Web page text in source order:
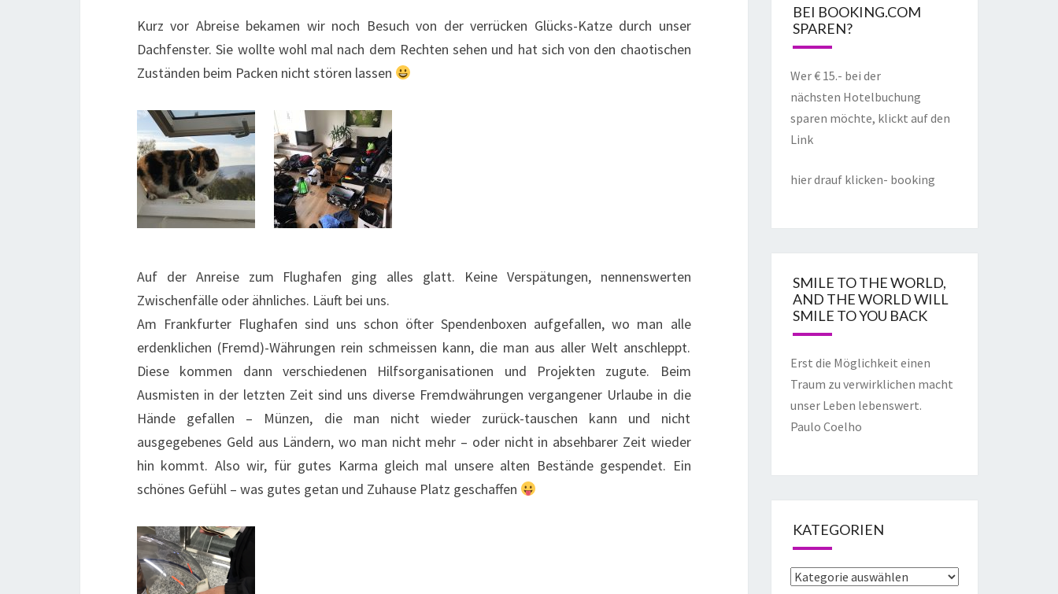
Kurz vor Abreise bekamen wir noch Besuch von der verrücken Glücks-Katze durch unser
Dachfenster. Sie wollte wohl mal nach dem Rechten sehen und hat sich von den chaotischen
Zuständen beim Packen nicht stören lassen
Auf der Anreise zum Flughafen ging alles glatt. Keine Verspätungen, nennenswerten
Zwischenfälle oder ähnliches. Läuft bei uns.
Am Frankfurter Flughafen sind uns schon öfter Spendenboxen aufgefallen, wo man alle
erdenklichen (Fremd)-Währungen rein schmeissen kann, die man aus aller Welt anschleppt.
Diese kommen dann verschiedenen Hilfsorganisationen und Projekten zugute. Beim
Ausmisten in der letzten Zeit sind uns diverse Fremdwährungen vergangener Urlaube in die
Hände gefallen – Münzen, die man nicht wieder zurück-tauschen kann und nicht
ausgegebenes Geld aus Ländern, wo man nicht mehr – oder nicht in absehbarer Zeit wieder
hin kommt. Also wir, für gutes Karma gleich mal unsere alten Bestände gespendet. Ein
schönes Gefühl – was gutes getan und Zuhause Platz geschaffen
BEI BOOKING.COM
SPAREN?
Wer € 15.- bei der
nächsten Hotelbuchung
sparen möchte, klickt auf den
Link
hier drauf klicken- booking
SMILE TO THE WORLD,
AND THE WORLD WILL
SMILE TO YOU BACK
Erst die Möglichkeit einen
Traum zu verwirklichen macht
unser Leben lebenswert.
Paulo Coelho
KATEGORIEN